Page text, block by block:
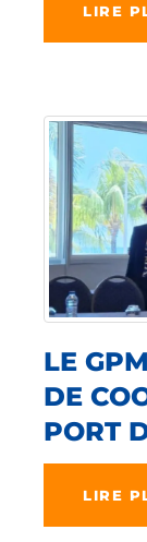
LIRE
LE
DE
PORT
LIRE